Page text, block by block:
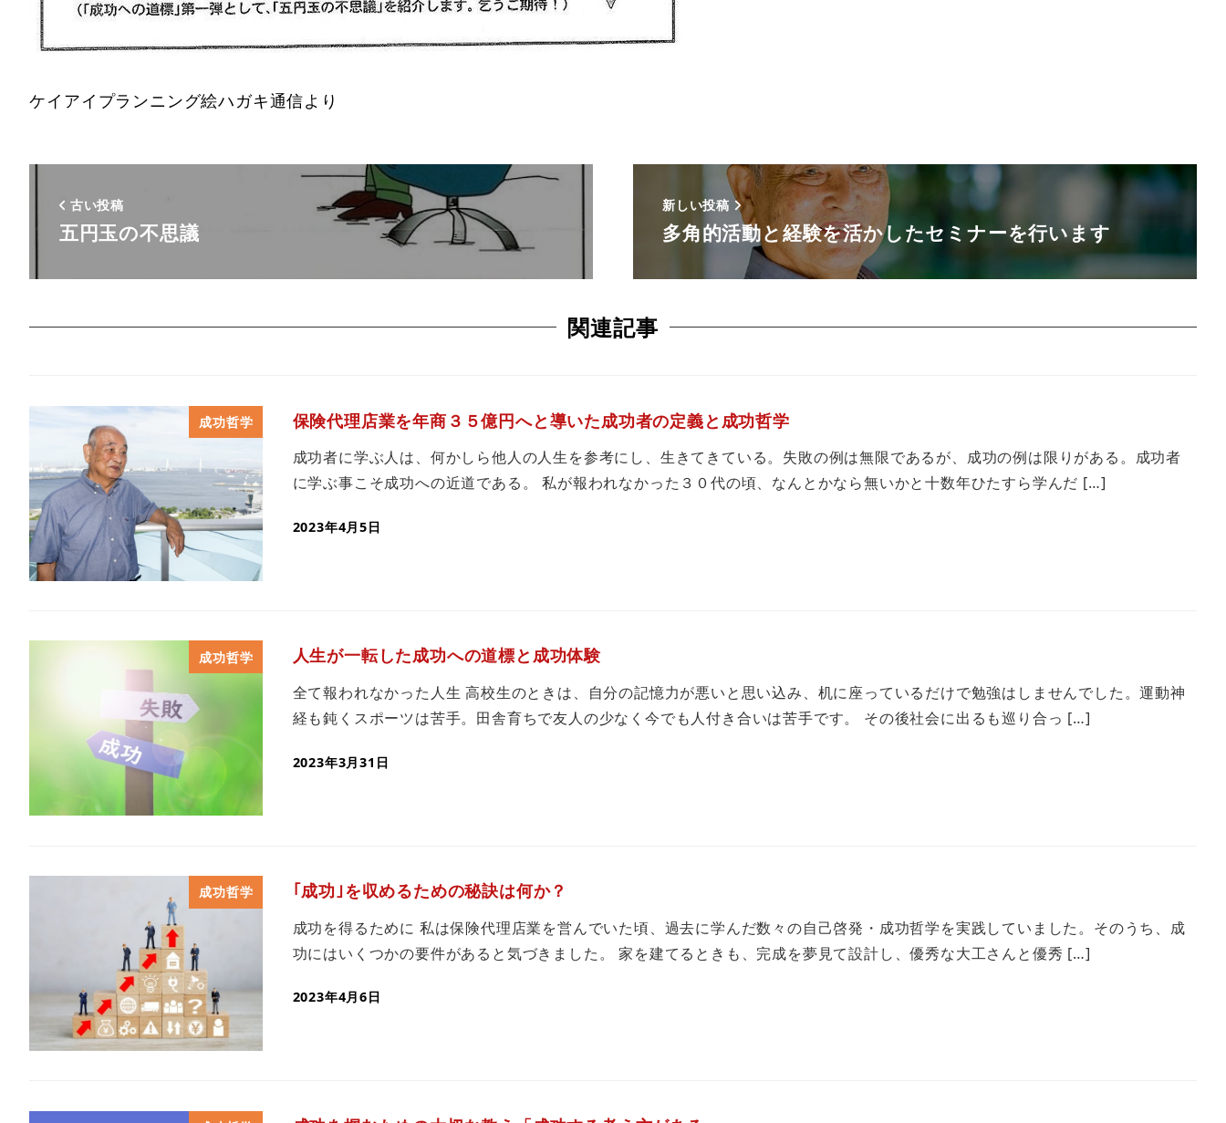
ケイアイプランニング絵ハガキ通信より
古い投稿
五円玉の不思議
新しい投稿
多角的活動と経験を活かしたセミナーを行います
関連記事
成功哲学 保険代理店業を年商３５億円へと導いた成功者の定義と成功哲学
成功者に学ぶ人は、何かしら他人の人生を参考にし、生きてきている。失敗の例は無限であるが、成功の例は限りがある。成功者
に学ぶ事こそ成功への近道である。 私が報われなかった３０代の頃、なんとかなら無いかと十数年ひたすら学んだ […]
2023年4月5日
成功哲学 人生が一転した成功への道標と成功体験
全て報われなかった人生 高校生のときは、自分の記憶力が悪いと思い込み、机に座っているだけで勉強はしませんでした。運動神
経も鈍くスポーツは苦手。田舎育ちで友人の少なく今でも人付き合いは苦手です。 その後社会に出るも巡り合っ […]
2023年3月31日
成功哲学 ｢成功｣を収めるための秘訣は何か？
成功を得るために 私は保険代理店業を営んでいた頃、過去に学んだ数々の自己啓発・成功哲学を実践していました。そのうち、成
功にはいくつかの要件があると気づきました。 家を建てるときも、完成を夢見て設計し、優秀な大工さんと優秀 […]
2023年4月6日